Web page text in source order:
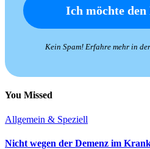
Kein Spam! Erfahre mehr in der
You Missed
Allgemein & Speziell
Nicht wegen der Demenz im